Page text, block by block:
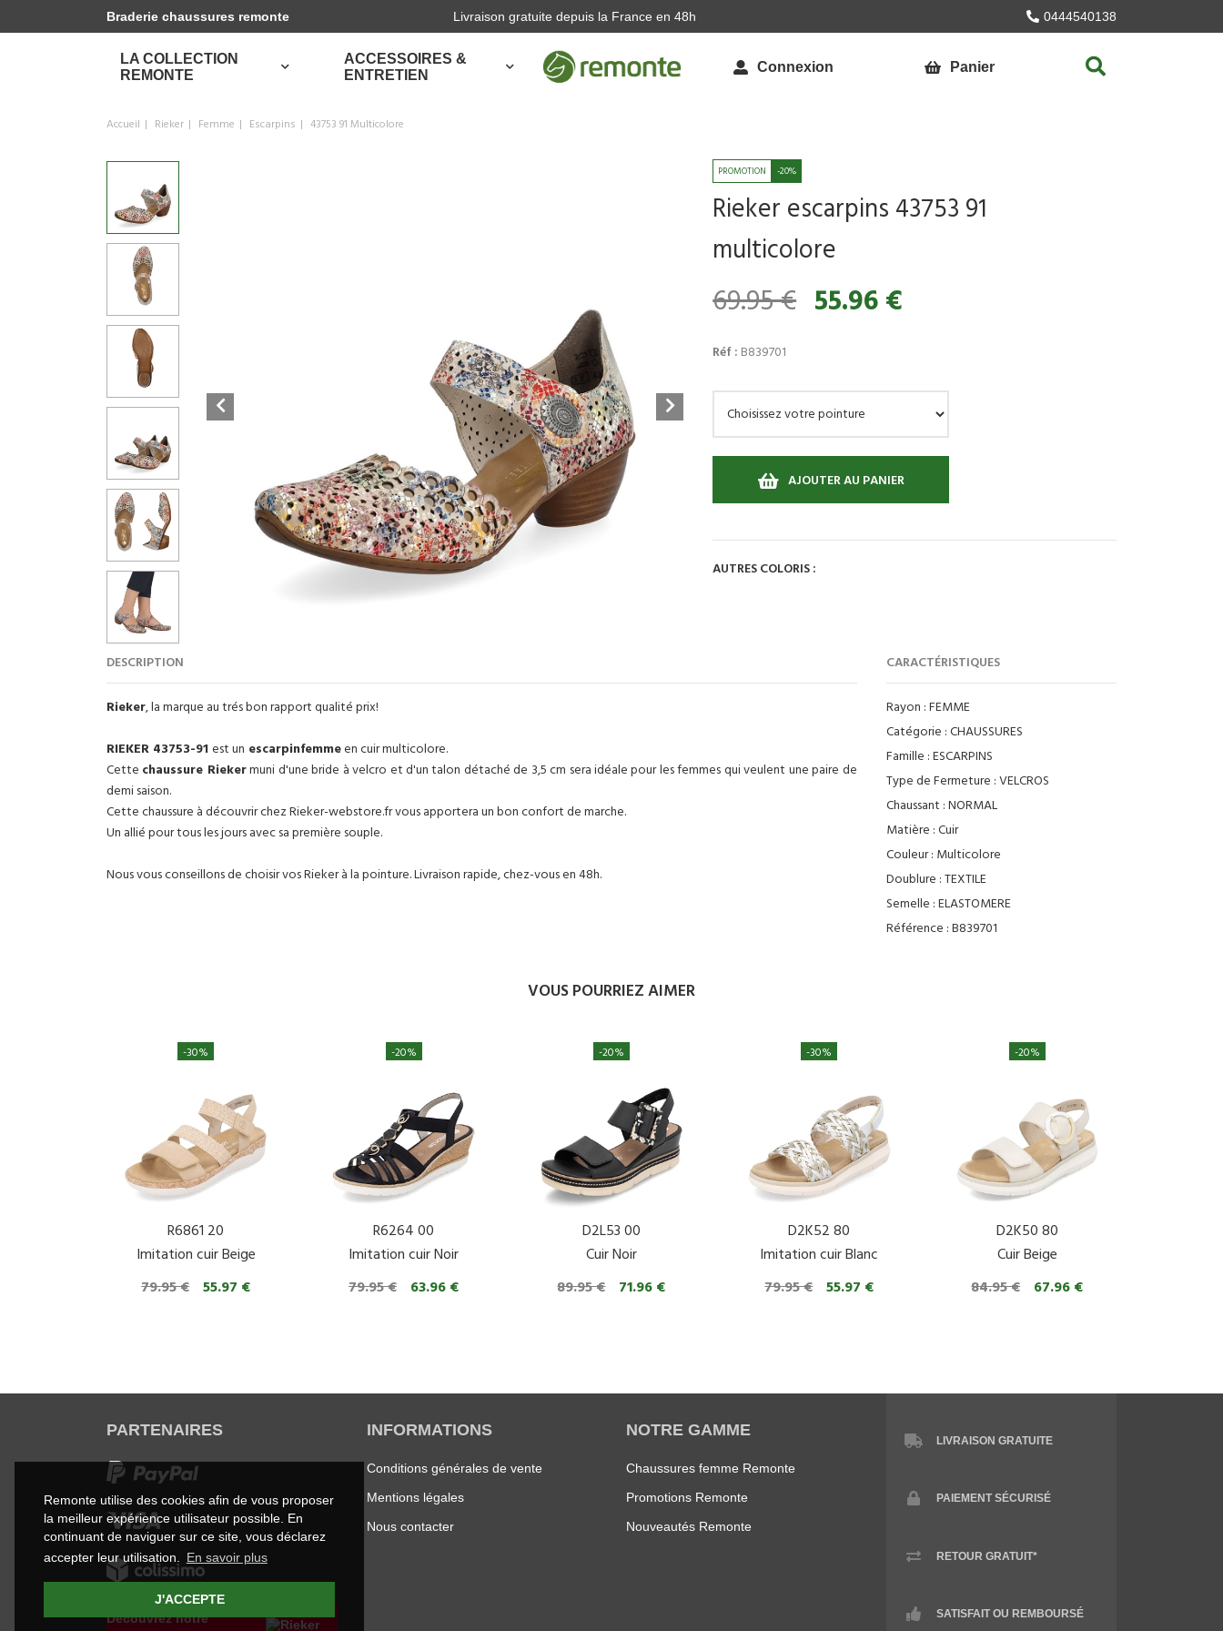
Remonte utilise des cookies afin de vous proposer
la meilleur expérience utilisateur possible. En
continuant de naviguer sur ce site, vous déclarez
accepter leur utilisation.
En savoir plus
J'ACCEPTE
Braderie chaussures remonte Livraison gratuite depuis la France en 48h 0444540138
LA COLLECTION
REMONTE
ACCESSOIRES &
ENTRETIEN
Connexion Panier
Accueil Rieker Femme Escarpins 43753 91 Multicolore
-20%
Rieker escarpins 43753 91
multicolore
69.95 € 55.96 €
Réf : B839701
AJOUTER AU PANIER
AUTRES COLORIS :
DESCRIPTION
Rieker, la marque au trés bon rapport qualité prix!
RIEKER 43753-91est un escarpinfemmeen cuir multicolore.
Cette chaussure Riekermuni d'une bride à velcro et d'un talon détaché de 3,5 cm sera idéale pour les femmes qui veulent une paire de
demi saison.
Cette chaussure à découvrir chez Rieker-webstore.fr vous apportera un bon confort de marche.
Un allié pour tous les jours avec sa première souple.
Nous vous conseillons de choisir vos Rieker à la pointure. Livraison rapide, chez-vous en 48h.
CARACTÉRISTIQUES
Rayon :FEMME
Catégorie :CHAUSSURES
Famille :ESCARPINS
Type de Fermeture :VELCROS
Chaussant :NORMAL
Matière :Cuir
Couleur : Multicolore
Doublure :TEXTILE
Semelle :ELASTOMERE
Référence :B839701
VOUS POURRIEZ AIMER
R6861 20
Imitation cuir Beige
79.95 € 55.97 €
-30%
R6264 00
Imitation cuir Noir
79.95 €
63.96 €
-20%
D2L53 00
Cuir Noir
89.95 € 71.96 €
-20%
D2K52 80
Imitation cuir Blanc
79.95 € 55.97 €
-30%
D2K50 80
Cuir Beige
84.95 €
67.96 €
-20%
PARTENAIRES
Découvrez notre
INFORMATIONS
Conditions générales de vente
Mentions légales
Nous contacter
NOTRE GAMME
Chaussures femme Remonte
Promotions Remonte
Nouveautés Remonte
LIVRAISON GRATUITE
PAIEMENT SÉCURISÉ
RETOUR GRATUIT*
SATISFAIT OU REMBOURSÉ